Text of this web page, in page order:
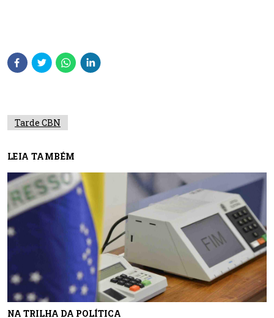
Tarde CBN
LEIA TAMBÉM
NA TRILHA DA POLÍTICA